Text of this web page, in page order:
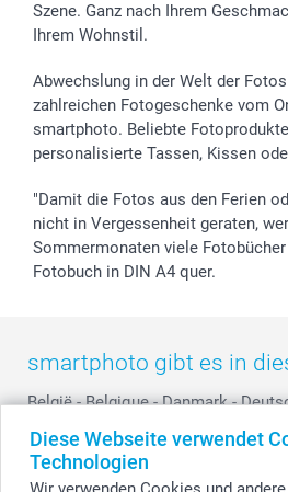
Diese Webseite verwendet
Technologien
Investor Relations
Widerrufsrecht
Geburtstag
Zu allen Anlässen
Zahlungsmöglichkeiten
Status der Bestellung
smartfriends
smartgarantie
smartbonus
Szene. Ganz nach Ihrem
Ihrem Wohnstil.
Abwechslung in der Welt der
zahlreichen Fotogeschenke vom
smartphoto. Beliebte
personalisierte Tassen, Kissen
"Damit die Fotos aus den Ferien
nicht in Vergessenheit geraten,
Sommermonaten viele
Fotobuch in DIN A4 quer.
smartphoto gibt es in
België - Belgique - Danmark -
- Nederland - Norge - Österreich -
Switzerland - Suomi
Other Countries